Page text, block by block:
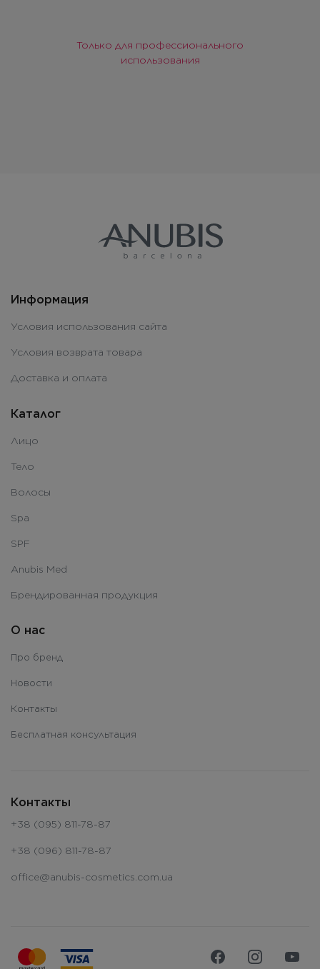
Только для профессионального
использования
Информация
Условия использования сайта
Условия возврата товара
Доставка и оплата
Каталог
Лицо
Тело
Волосы
Spa
SPF
Anubis Med
Брендированная продукция
О нас
Про бренд
Новости
Контакты
Бесплатная консультация
Контакты
+38 (095) 811-78-87
+38 (096) 811-78-87
office@anubis-cosmetics.com.ua